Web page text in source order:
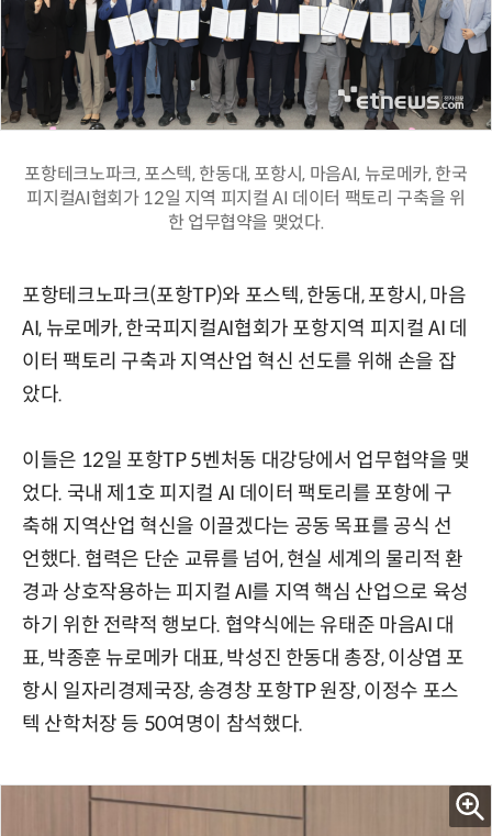
포항테크노파크, 포스텍, 한동대, 포항시, 마음AI, 뉴로메카, 한국
피지컬AI협회가 12일 지역 피지컬 AI 데이터 팩토리 구축을 위
한 업무협약을 맺었다.
포항테크노파크(포항TP)와 포스텍, 한동대, 포항시, 마음
AI, 뉴로메카, 한국피지컬AI협회가 포항지역 피지컬 AI 데
이터 팩토리 구축과 지역산업 혁신 선도를 위해 손을 잡
았다.
이들은 12일 포항TP 5벤처동 대강당에서 업무협약을 맺
었다. 국내 제1호 피지컬 AI 데이터 팩토리를 포항에 구
축해 지역산업 혁신을 이끌겠다는 공동 목표를 공식 선
언했다. 협력은 단순 교류를 넘어, 현실 세계의 물리적 환
경과 상호작용하는 피지컬 AI를 지역 핵심 산업으로 육성
하기 위한 전략적 행보다. 협약식에는 유태준 마음AI 대
표, 박종훈 뉴로메카 대표, 박성진 한동대 총장, 이상엽 포
항시 일자리경제국장, 송경창 포항TP 원장, 이정수 포스
텍 산학처장 등 50여명이 참석했다.